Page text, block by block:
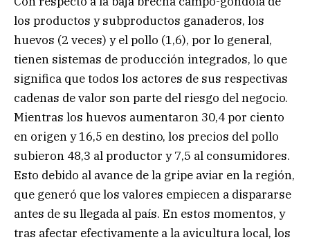
los productos y subproductos ganaderos, los
huevos (2 veces) y el pollo (1,6), por lo general,
tienen sistemas de producción integrados, lo que
significa que todos los actores de sus respectivas
cadenas de valor son parte del riesgo del negocio.
Mientras los huevos aumentaron 30,4 por ciento
en origen y 16,5 en destino, los precios del pollo
subieron 48,3 al productor y 7,5 al consumidores.
Esto debido al avance de la gripe aviar en la región,
que generó que los valores empiecen a dispararse
antes de su llegada al país. En estos momentos, y
tras afectar efectivamente a la avicultura local, los